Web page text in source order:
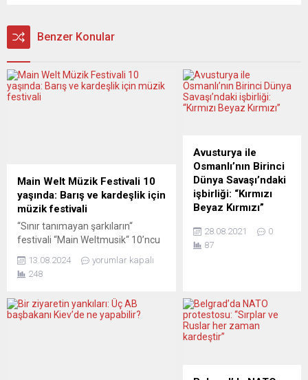
Benzer Konular
Main Welt Müzik Festivali 10
yaşında: Barış ve kardeşlik için
müzik festivali
“Sınır tanımayan şarkıların“
festivali “Main Weltmusik“ 10’ncu
kutlayacak. Almanya’nın
Offenbach kentinde
festivale birçok ülkeden
müzisyenler, müzik ve dans
13.08.2024
yorumlar kapalı
248
Avusturya ile
Osmanlı’nın Birinci
Dünya Savaşı’ndaki
işbirliği: “Kırmızı
Beyaz Kırmızı”
İsmail Tosun Saral,
yıllar içinde özellikle
dönemin gazetelerini
Habsburg-Osmanlı
işbirliğini gündeme
getirdi. Kitap, pek
yeni kapılar açmayı
28.08.2021
0
87